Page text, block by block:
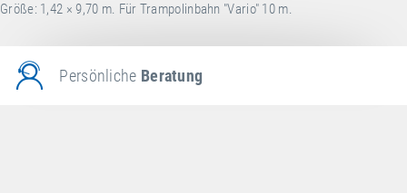
Größe: 1,42 × 9,70 m. Für Trampolinbahn "Vario" 10 m.
Persönliche Beratung